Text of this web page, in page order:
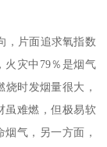
，片面追求氧指数
火灾中79％是烟气
时发烟量很大，
虽难燃，但极易软
气，另一方面，